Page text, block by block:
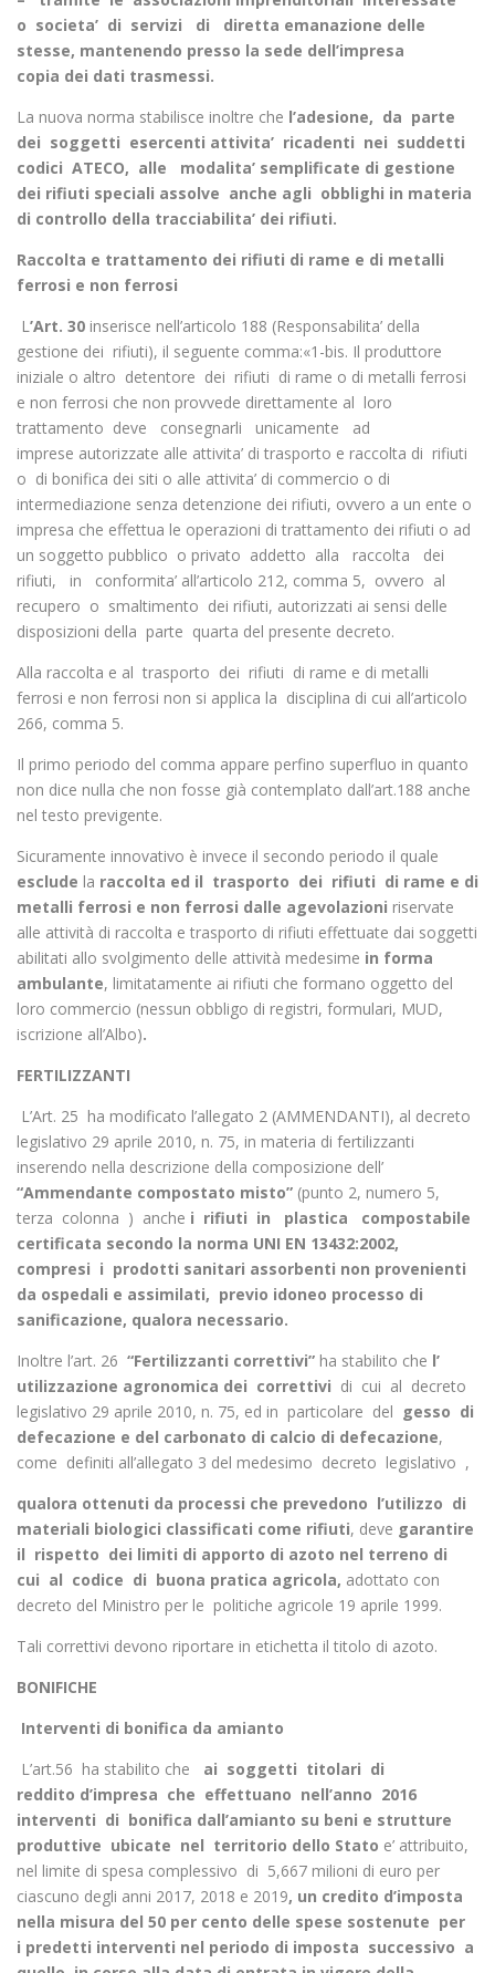
o societa’ di servizi di diretta emanazione delle
stesse, mantenendo presso la sede dell’impresa
copia dei dati trasmessi.
La nuova norma stabilisce inoltre che l’adesione, da parte
dei soggetti esercenti attivita’ ricadenti nei suddetti
codici ATECO, alle modalita’ semplificate di gestione
dei rifiuti speciali assolve anche agli obblighi in materia
di controllo della tracciabilita’ dei rifiuti.
Raccolta e trattamento dei rifiuti di rame e di metalli
ferrosi e non ferrosi
L’Art. 30 inserisce nell’articolo 188 (Responsabilita’ della
gestione dei rifiuti), il seguente comma:«1-bis. Il produttore
iniziale o altro detentore dei rifiuti di rame o di metalli ferrosi
e non ferrosi che non provvede direttamente al loro
trattamento deve consegnarli unicamente ad
imprese autorizzate alle attivita’ di trasporto e raccolta di rifiuti
o di bonifica dei siti o alle attivita’ di commercio o di
intermediazione senza detenzione dei rifiuti, ovvero a un ente o
impresa che effettua le operazioni di trattamento dei rifiuti o ad
un soggetto pubblico o privato addetto alla raccolta dei
rifiuti, in conformita’ all’articolo 212, comma 5, ovvero al
recupero o smaltimento dei rifiuti, autorizzati ai sensi delle
disposizioni della parte quarta del presente decreto.
Alla raccolta e al trasporto dei rifiuti di rame e di metalli
ferrosi e non ferrosi non si applica la disciplina di cui all’articolo
266, comma 5.
Il primo periodo del comma appare perfino superfluo in quanto
non dice nulla che non fosse già contemplato dall’art.188 anche
nel testo previgente.
Sicuramente innovativo è invece il secondo periodo il quale
esclude la raccolta ed il trasporto dei rifiuti di rame e di
metalli ferrosi e non ferrosi dalle agevolazioni riservate
alle attività di raccolta e trasporto di rifiuti effettuate dai soggetti
abilitati allo svolgimento delle attività medesime in forma
ambulante, limitatamente ai rifiuti che formano oggetto del
loro commercio (nessun obbligo di registri, formulari, MUD,
iscrizione all’Albo).
FERTILIZZANTI
L’Art. 25 ha modificato l’allegato 2 (AMMENDANTI), al decreto
legislativo 29 aprile 2010, n. 75, in materia di fertilizzanti
inserendo nella descrizione della composizione dell’
“Ammendante compostato misto” (punto 2, numero 5,
terza colonna ) anche i rifiuti in plastica compostabile
certificata secondo la norma UNI EN 13432:2002,
compresi i prodotti sanitari assorbenti non provenienti
da ospedali e assimilati, previo idoneo processo di
sanificazione, qualora necessario.
Inoltre l’art. 26 “Fertilizzanti correttivi” ha stabilito che l’
utilizzazione agronomica dei correttivi di cui al decreto
legislativo 29 aprile 2010, n. 75, ed in particolare del gesso di
defecazione e del carbonato di calcio di defecazione,
come definiti all’allegato 3 del medesimo decreto legislativo ,
qualora ottenuti da processi che prevedono l’utilizzo di
materiali biologici classificati come rifiuti, deve garantire
il rispetto dei limiti di apporto di azoto nel terreno di
cui al codice di buona pratica agricola, adottato con
decreto del Ministro per le politiche agricole 19 aprile 1999.
Tali correttivi devono riportare in etichetta il titolo di azoto.
BONIFICHE
Interventi di bonifica da amianto
L’art.56 ha stabilito che ai soggetti titolari di
reddito d’impresa che effettuano nell’anno 2016
interventi di bonifica dall’amianto su beni e strutture
produttive ubicate nel territorio dello Stato e’ attribuito,
nel limite di spesa complessivo di 5,667 milioni di euro per
ciascuno degli anni 2017, 2018 e 2019, un credito d’imposta
nella misura del 50 per cento delle spese sostenute per
i predetti interventi nel periodo di imposta successivo a